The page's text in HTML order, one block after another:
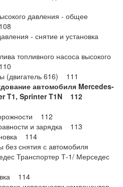
давления - общее
- снятие и установка
топливного насоса высокого
(двигатель 616) 111
автомобиля Mercedes-
T1, Sprinter T1N 112
112
и зарядка 113
114
без снятия с автомобиля
Транспортер Т-1/ Мерседес
114